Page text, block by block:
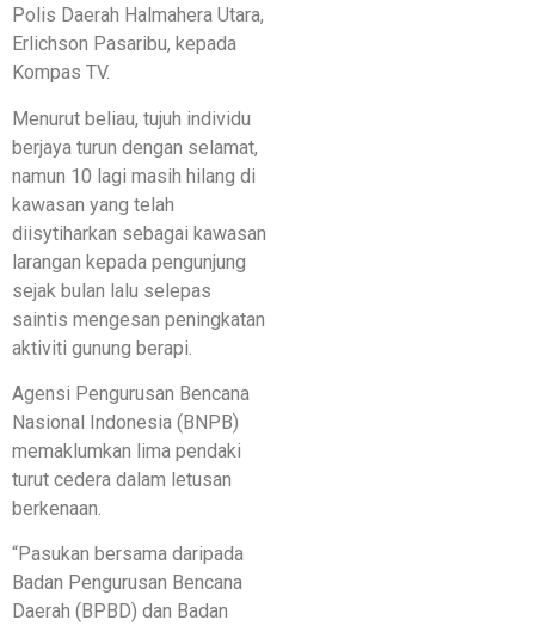
Polis Daerah Halmahera Utara,
Erlichson Pasaribu, kepada
Kompas TV.
Menurut beliau, tujuh individu
berjaya turun dengan selamat,
namun 10 lagi masih hilang di
kawasan yang telah
diisytiharkan sebagai kawasan
larangan kepada pengunjung
sejak bulan lalu selepas
saintis mengesan peningkatan
aktiviti gunung berapi.
Agensi Pengurusan Bencana
Nasional Indonesia (BNPB)
memaklumkan lima pendaki
turut cedera dalam letusan
berkenaan.
“Pasukan bersama daripada
Badan Pengurusan Bencana
Daerah (BPBD) dan Badan